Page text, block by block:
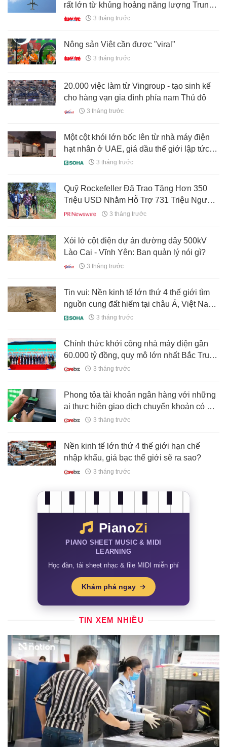
rất lớn từ khủng hoảng năng lượng Trung
Đông
3 tháng trước
Nông sản Việt cần được "viral"
3 tháng trước
20.000 việc làm từ Vingroup - tạo sinh kế
cho hàng vạn gia đình phía nam Thủ đô
3 tháng trước
Một cột khói lớn bốc lên từ nhà máy điện
hạt nhân ở UAE, giá dầu thế giới lập tức
tăng mạnh: Vượt ngưỡng 110 USD, lập
3 tháng trước
Quỹ Rockefeller Đã Trao Tặng Hơn 350
Triệu USD Nhằm Hỗ Trợ 731 Triệu Người
trong Bối Cảnh Viện Trợ Toàn Cầu Sụt
3 tháng trước
Xói lở cột điện dự án đường dây 500kV
Lào Cai - Vĩnh Yên: Ban quản lý nói gì?
3 tháng trước
Tin vui: Nền kinh tế lớn thứ 4 thế giới tìm
nguồn cung đất hiếm tại châu Á, Việt Nam
vào tầm ngắm3 tháng trước
Chính thức khởi công nhà máy điện gần
60.000 tỷ đồng, quy mô lớn nhất Bắc Trung
Bộ do liên danh PV Power, NASU và đại
3 tháng trước
Phong tỏa tài khoản ngân hàng với những
ai thực hiện giao dịch chuyển khoản có nội
dung sau3 tháng trước
Nền kinh tế lớn thứ 4 thế giới hạn chế
nhập khẩu, giá bạc thế giới sẽ ra sao?
3 tháng trước
PianoZi
PIANO SHEET MUSIC & MIDI
LEARNING
Học đàn, tải sheet nhạc & file MIDI miễn phí
Khám phá ngay
TIN XEM NHIỀU